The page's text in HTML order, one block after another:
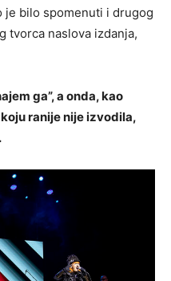
je bilo spomenuti i drugog
tvorca naslova izdanja,
ga”, a onda, kao
ranije nije izvodila,